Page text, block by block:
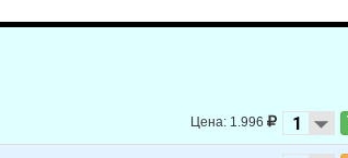
Цена: 1.996